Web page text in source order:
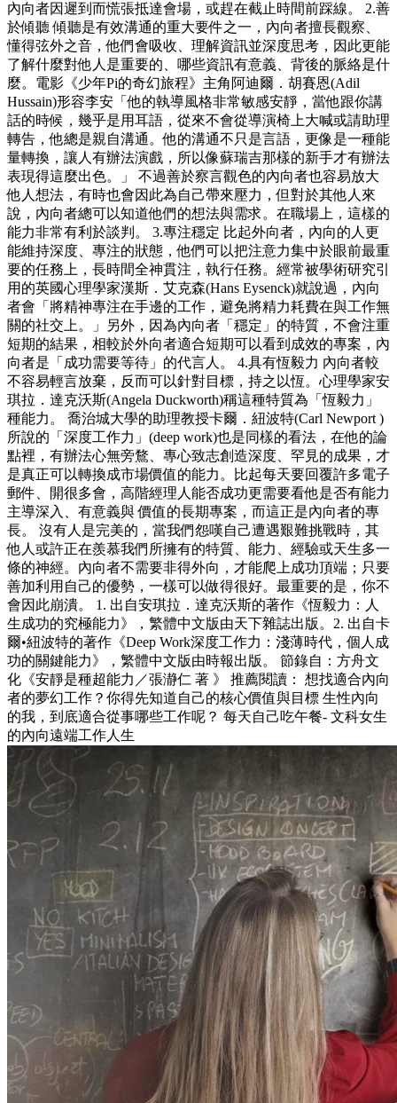
內向者因遲到而慌張抵達會場，或趕在截止時間前踩線。 2.善
於傾聽 傾聽是有效溝通的重大要件之一，內向者擅長觀察、
懂得弦外之音，他們會吸收、理解資訊並深度思考，因此更能
了解什麼對他人是重要的、哪些資訊有意義、背後的脈絡是什
麼。電影《少年Pi的奇幻旅程》主角阿迪爾．胡賽恩(Adil
Hussain)形容李安「他的執導風格非常敏感安靜，當他跟你講
話的時候，幾乎是用耳語，從來不會從導演椅上大喊或請助理
轉告，他總是親自溝通。他的溝通不只是言語，更像是一種能
量轉換，讓人有辦法演戲，所以像蘇瑞吉那樣的新手才有辦法
表現得這麼出色。」 不過善於察言觀色的內向者也容易放大
他人想法，有時也會因此為自己帶來壓力，但對於其他人來
說，內向者總可以知道他們的想法與需求。在職場上，這樣的
能力非常有利於談判。 3.專注穩定 比起外向者，內向的人更
能維持深度、專注的狀態，他們可以把注意力集中於眼前最重
要的任務上，長時間全神貫注，執行任務。經常被學術研究引
用的英國心理學家漢斯．艾克森(Hans Eysenck)就說過，內向
者會「將精神專注在手邊的工作，避免將精力耗費在與工作無
關的社交上。」另外，因為內向者「穩定」的特質，不會注重
短期的結果，相較於外向者適合短期可以看到成效的專案，內
向者是「成功需要等待」的代言人。 4.具有恆毅力 內向者較
不容易輕言放棄，反而可以針對目標，持之以恆。心理學家安
琪拉．達克沃斯(Angela Duckworth)稱這種特質為「恆毅力」
種能力。 喬治城大學的助理教授卡爾．紐波特(Carl Newport )
所說的「深度工作力」(deep work)也是同樣的看法，在他的論
點裡，有辦法心無旁鶩、專心致志創造深度、罕見的成果，才
是真正可以轉換成市場價值的能力。比起每天要回覆許多電子
郵件、開很多會，高階經理人能否成功更需要看他是否有能力
主導深入、有意義與 價值的長期專案，而這正是內向者的專
長。 沒有人是完美的，當我們怨嘆自己遭遇艱難挑戰時，其
他人或許正在羨慕我們所擁有的特質、能力、經驗或天生多一
條的神經。內向者不需要非得外向，才能爬上成功頂端；只要
善加利用自己的優勢，一樣可以做得很好。最重要的是，你不
會因此崩潰。 1. 出自安琪拉．達克沃斯的著作《恆毅力：人
生成功的究極能力》，繁體中文版由天下雜誌出版。2. 出自卡
爾•紐波特的著作《Deep Work深度工作力：淺薄時代，個人成
功的關鍵能力》，繁體中文版由時報出版。 節錄自：方舟文
化《安靜是種超能力／張瀞仁 著 》 推薦閱讀： 想找適合內向
者的夢幻工作？你得先知道自己的核心價值與目標 生性內向
的我，到底適合從事哪些工作呢？ 每天自己吃午餐- 文科女生
的內向遠端工作人生